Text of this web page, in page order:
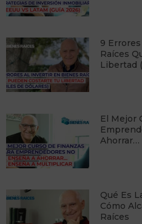
9
Raíces
Libertad
​El Mejor
Ahorrar…
Qué Es
Cómo
Raíces